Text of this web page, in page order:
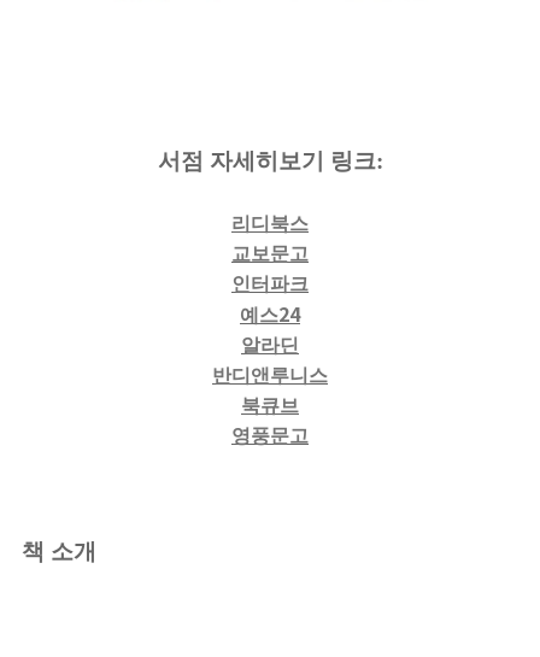
서점 자세히보기 링크:
리디북스
교보문고
인터파크
예스24
알라딘
반디앤루니스
북큐브
영풍문고
책 소개